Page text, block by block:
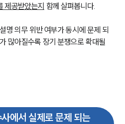
제공받았는지 함께 살펴봅니다.
명 의무 위반 여부가 동시에 문제 되
많아질수록 장기 분쟁으로 확대될
에서 실제로 문제 되는